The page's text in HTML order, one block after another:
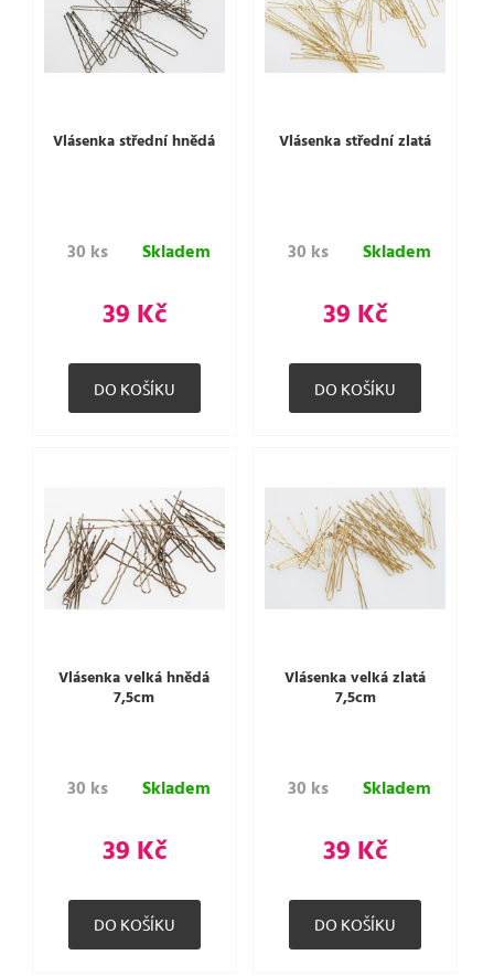
Vlásenka střední hnědá
30 ks Skladem
39 Kč
Vlásenka střední zlatá
30 ks Skladem
39 Kč
Vlásenka velká hnědá
7,5cm
30 ks Skladem
39 Kč
Vlásenka velká zlatá
7,5cm
30 ks Skladem
39 Kč